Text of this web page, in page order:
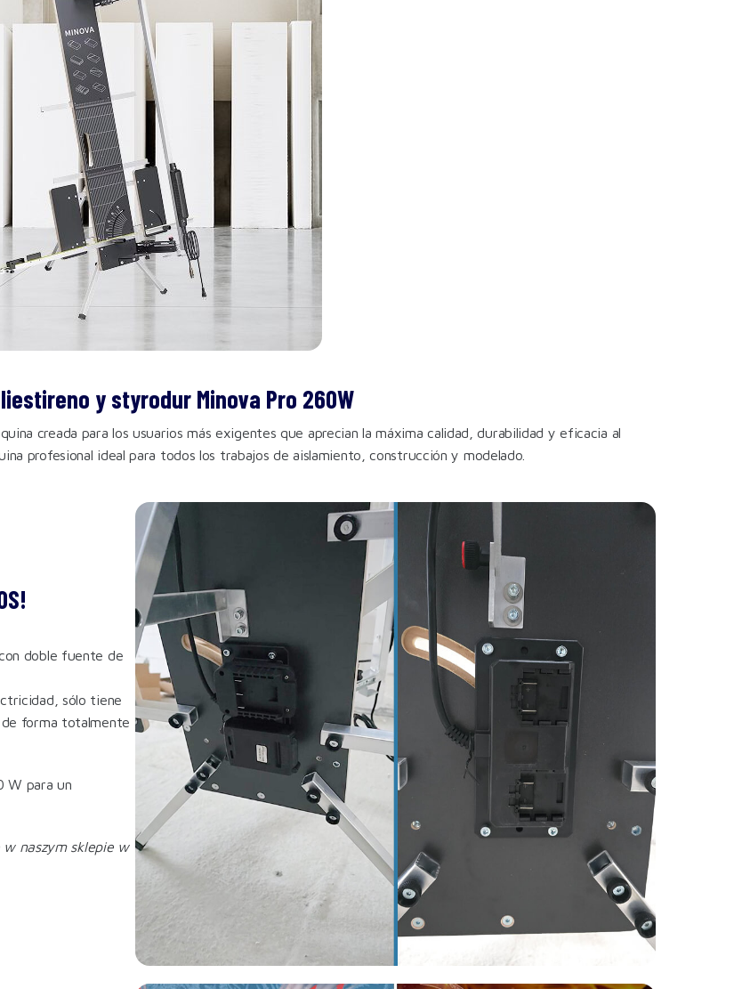
y styrodur Minova Pro 260W
creada para los usuarios más exigentes que aprecian la máxima calidad, durabilidad y eficacia al
profesional ideal para todos los trabajos de aislamiento, construcción y modelado.
doble fuente de
sólo tiene
forma totalmente
W para un
naszym sklepie w